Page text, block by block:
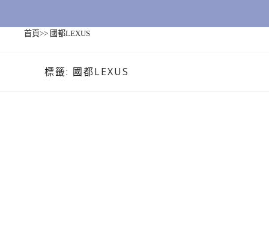
首頁>> 國都LEXUS
標籤: 國都LEXUS